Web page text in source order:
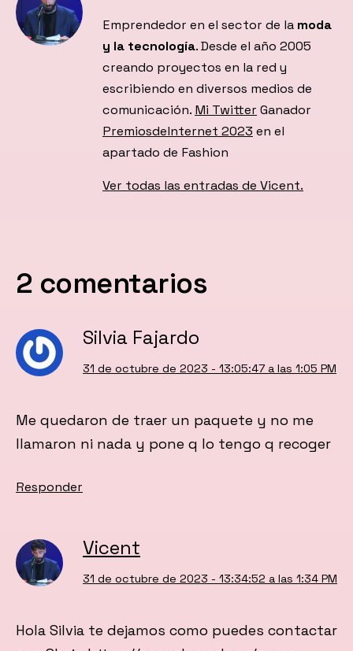
Emprendedor en el sector de la moda
y la tecnología. Desde el año 2005
creando proyectos en la red y
escribiendo en diversos medios de
comunicación. Mi Twitter Ganador
PremiosdeInternet 2023 en el
apartado de Fashion
Ver todas las entradas de Vicent.
2 comentarios
Silvia Fajardo
31 de octubre de 2023 - 13:05:47 a las 1:05 PM
Me quedaron de traer un paquete y no me
llamaron ni nada y pone q lo tengo q recoger
Responder
Vicent
31 de octubre de 2023 - 13:34:52 a las 1:34 PM
Hola Silvia te dejamos como puedes contactar